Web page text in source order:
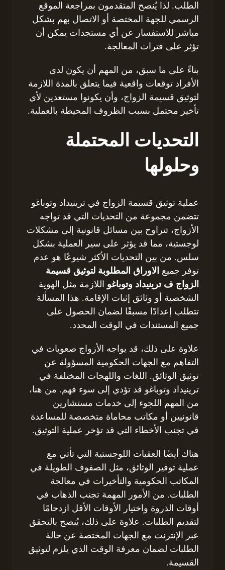
الطلب. لذا يُنصح المتقدمون بمراجعة الموقع
الرسمي للجهة المختصة أو الاتصال بهم بشكل
مباشر للاستفسار عن أي مستجدات يمكن أن
تؤثر على فترات المعالجة.
بناءً على ما سبق، من المهم أن يكون لدى
الأفراد توقعات واقعية فيما يتعلق بالمدة اللازمة
لتوثيق قسيمة الزواج، وأن يكونوا مستعدين لأي
تأخير محتمل بسبب الظروف المحيطة بالعملية.
التحديات المحتملة
وحلولها
عملية توثيق قسيمة الزواج في ترينيداد وتوباغو
تتضمن مجموعة من التحديات التي قد تواجه
الأزواج، تتراوح بين مسائل قانونية إلى مشكلات
لوجستية، مما قد يؤثر على سير العملية بشكل
سلس. من بين التحديات الأكثر شيوعًا هو عدم
توفر جميع الاوراق المطلوبة لتوثيق قسيمة
الزواج ف ترينيداد وتوباغو اللازمة مثل الهوية
الشخصية أو وثائق إثبات الإقامة. هذا المسألة
تتطلب إعدادًا مسبقًا لضمان الحصول على
جميع المستندات في الوقت المحدد.
علاوة على ذلك، قد يواجه الأزواج صعوبات في
التفاهم مع الجهات الحكومية المسؤولة عن
توثيق الوثائق. اللغات واللهجات المختلفة في
ترينيداد وتوباغو قد تؤدي إلى سوء فهم. من هنا،
من المهم اللجوء إلى خدمات مستشارين
قانونيين أو مكاتب محاماة متخصصة للمساعدة
في تجنب الأخطاء التي قد تؤخر عملية التوثيق.
هناك أيضًا العقبات اللوجستية التي تأتي مع
عملية توفير الوثائق، مثل الصفوف الطويلة في
المكاتب الحكومية والتأخيرات في معالجة
الطلبات. من الأمور المهمة تجنب الذهاب في
أوقات الذروة واختيار الأوقات الأقل ازدحامًا
لتقديم الطلبات. علاوة على ذلك، يُنصح بالتحقق
عبر الإنترنت مع الجهات المختصة عن حالة
الطلبات لضمان معرفة الوقت الذي يلزم لتوثيق
القسيمة.